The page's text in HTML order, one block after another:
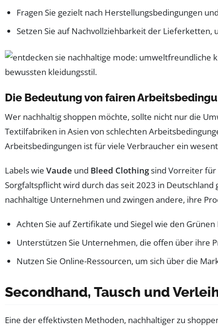
Fragen Sie gezielt nach Herstellungsbedingungen
Setzen Sie auf Nachvollziehbarkeit der Lieferketten,
Die Bedeutung von fairen
Wer nachhaltig shoppen möchte, sollte nicht nur die
Textilfabriken in Asien von schlechten
Arbeitsbedingungen ist für viele Verbraucher ein
Labels wie Vaude und Bleed Clothingsind Vorreiter für
Sorgfaltspflicht wird durch das seit 2023 in
nachhaltige Unternehmen und zwingen andere, ihre
Achten Sie auf Zertifikate und Siegel wie den Grünen
Unterstützen Sie Unternehmen, die offen über ihre
Nutzen Sie Online-Ressourcen, um sich über die
Secondhand, Tausch und
Eine der effektivsten Methoden, nachhaltiger zu